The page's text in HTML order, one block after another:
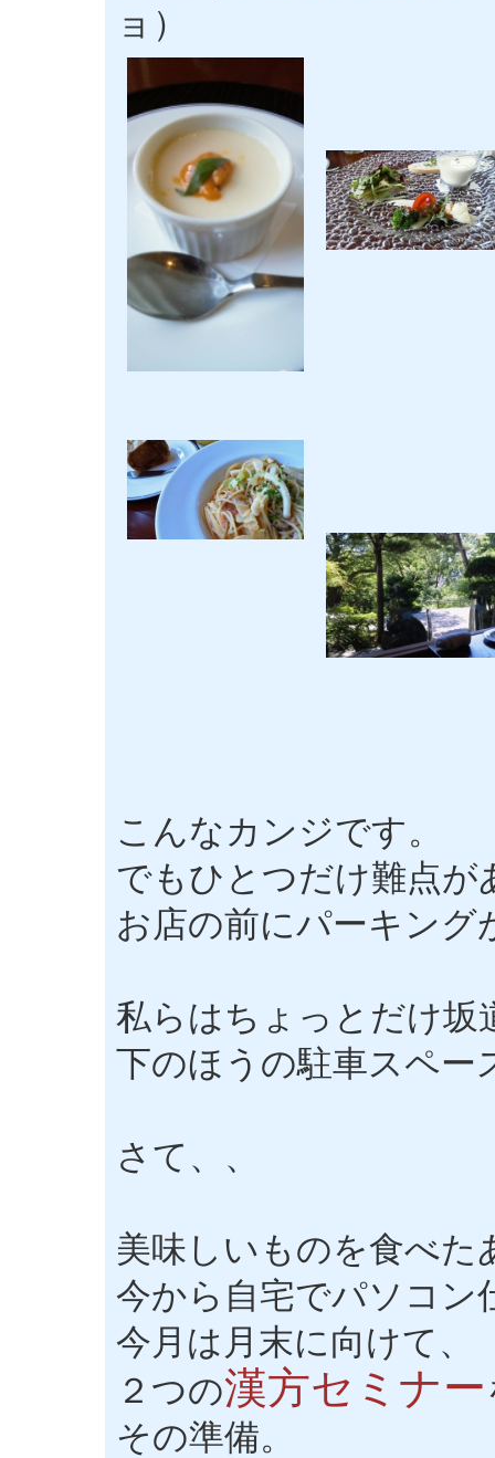
ョ）
こんなカンジです。
でもひとつだけ難点が
お店の前にパーキング
私らはちょっとだけ坂
下のほうの駐車スペー
さて、、
美味しいものを食べた
今から自宅でパソコン
今月は月末に向けて、
２つの漢方セミナー
その準備。